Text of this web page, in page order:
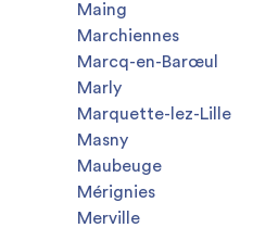
Maing
Marchiennes
Marcq-en-Barœul
Marly
Marquette-lez-Lille
Masny
Maubeuge
Mérignies
Merville